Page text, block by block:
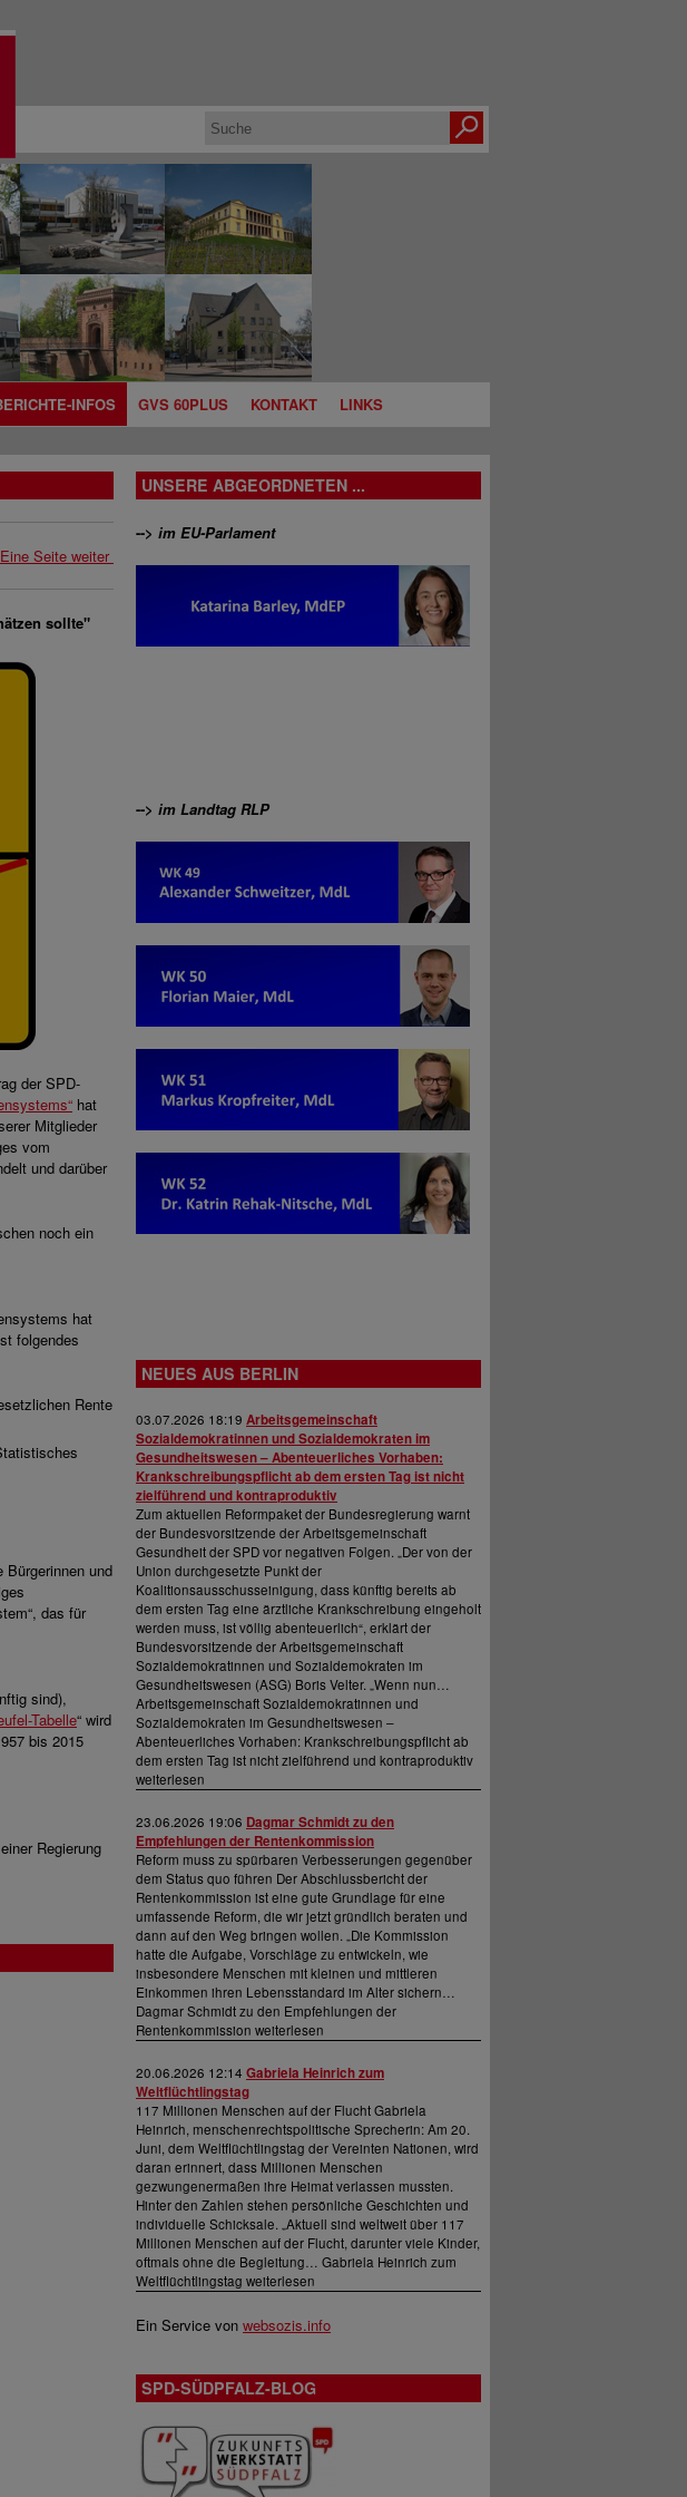
INFOS GVS 60PLUS KONTAKT LINKS
Eine Seite weiter
sollte"
der SPD-
hat
Mitglieder
vom
und darüber
noch ein
hat
folgendes
Rente
Bürgerinnen und
das für
sind),
Tabelle“ wird
bis 2015
Regierung
UNSERE ABGEORDNETEN ...
--> im EU-Parlament
--> im Landtag RLP
NEUES AUS BERLIN
03.07.2026 18:19 Arbeitsgemeinschaft
Sozialdemokratinnen und Sozialdemokraten im
Gesundheitswesen – Abenteuerliches Vorhaben:
Krankschreibungspflicht ab dem ersten Tag ist nicht
zielführend und kontraproduktiv
Zum aktuellen Reformpaket der Bundesregierung warnt
der Bundesvorsitzende der Arbeitsgemeinschaft
Gesundheit der SPD vor negativen Folgen. „Der von der
Union durchgesetzte Punkt der
Koalitionsausschusseinigung, dass künftig bereits ab
dem ersten Tag eine ärztliche Krankschreibung eingeholt
werden muss, ist völlig abenteuerlich“, erklärt der
Bundesvorsitzende der Arbeitsgemeinschaft
Sozialdemokratinnen und Sozialdemokraten im
Gesundheitswesen (ASG) Boris Velter. „Wenn nun…
Arbeitsgemeinschaft Sozialdemokratinnen und
Sozialdemokraten im Gesundheitswesen –
Abenteuerliches Vorhaben: Krankschreibungspflicht ab
dem ersten Tag ist nicht zielführend und kontraproduktiv
weiterlesen
23.06.2026 19:06 Dagmar Schmidt zu den
Empfehlungen der Rentenkommission
Reform muss zu spürbaren Verbesserungen gegenüber
dem Status quo führen Der Abschlussbericht der
Rentenkommission ist eine gute Grundlage für eine
umfassende Reform, die wir jetzt gründlich beraten und
dann auf den Weg bringen wollen. „Die Kommission
hatte die Aufgabe, Vorschläge zu entwickeln, wie
insbesondere Menschen mit kleinen und mittleren
Einkommen ihren Lebensstandard im Alter sichern…
Dagmar Schmidt zu den Empfehlungen der
Rentenkommission weiterlesen
20.06.2026 12:14 Gabriela Heinrich zum
Weltflüchtlingstag
117 Millionen Menschen auf der Flucht Gabriela
Heinrich, menschenrechtspolitische Sprecherin: Am 20.
Juni, dem Weltflüchtlingstag der Vereinten Nationen, wird
daran erinnert, dass Millionen Menschen
gezwungenermaßen ihre Heimat verlassen mussten.
Hinter den Zahlen stehen persönliche Geschichten und
individuelle Schicksale. „Aktuell sind weltweit über 117
Millionen Menschen auf der Flucht, darunter viele Kinder,
oftmals ohne die Begleitung… Gabriela Heinrich zum
Weltflüchtlingstag weiterlesen
Ein Service von websozis.info
SPD-SÜDPFALZ-BLOG